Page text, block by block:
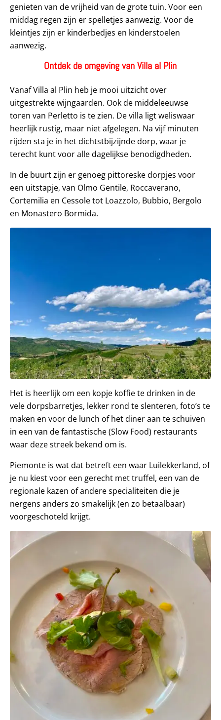
genieten van de vrijheid van de grote tuin. Voor een
middag regen zijn er spelletjes aanwezig. Voor de
kleintjes zijn er kinderbedjes en kinderstoelen
aanwezig.
Ontdek de omgeving van Villa al Plin
Vanaf Villa al Plin heb je mooi uitzicht over
uitgestrekte wijngaarden. Ook de middeleeuwse
toren van Perletto is te zien. De villa ligt weliswaar
heerlijk rustig, maar niet afgelegen. Na vijf minuten
rijden sta je in het dichtstbijzijnde dorp, waar je
terecht kunt voor alle dagelijkse benodigdheden.
In de buurt zijn er genoeg pittoreske dorpjes voor
een uitstapje, van Olmo Gentile, Roccaverano,
Cortemilia en Cessole tot Loazzolo, Bubbio, Bergolo
en Monastero Bormida.
Het is heerlijk om een kopje koffie te drinken in de
vele dorpsbarretjes, lekker rond te slenteren, foto’s te
maken en voor de lunch of het diner aan te schuiven
in een van de fantastische (Slow Food) restaurants
waar deze streek bekend om is.
Piemonte is wat dat betreft een waar Luilekkerland, of
je nu kiest voor een gerecht met truffel, een van de
regionale kazen of andere specialiteiten die je
nergens anders zo smakelijk (en zo betaalbaar)
voorgeschoteld krijgt.